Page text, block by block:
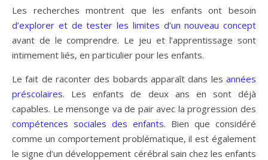
Les recherches montrent que les enfants ont besoin
d’explorer et de tester les limites d’un nouveau concept
avant de le comprendre. Le jeu et l’apprentissage sont
intimement liés, en particulier pour les enfants.
Le fait de raconter des bobards apparaît dans les années
préscolaires. Les enfants de deux ans en sont déjà
capables. Le mensonge va de pair avec la progression des
compétences sociales des enfants. Bien que considéré
comme un comportement problématique, il est également
le signe d’un développement cérébral sain chez les enfants